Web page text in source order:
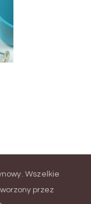
. Wszelkie
przez